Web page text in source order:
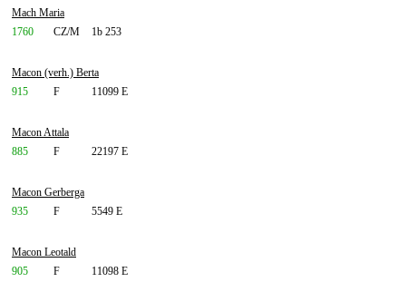
Mach Maria
1760
CZ/M 1b 253
Macon (verh.) Berta
915
F 11099 E
Macon Attala
885
F 22197 E
Macon Gerberga
935
F 5549 E
Macon Leotald
905
F 11098 E